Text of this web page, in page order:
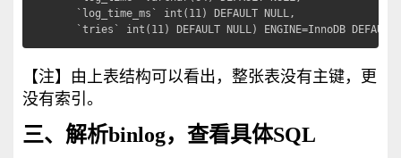
`log_time_ms` int(11) DEFAULT NULL,
`tries` int(11) DEFAULT NULL) ENGINE=InnoDB
【注】由上表结构可以看出，整张表没有主键，更
没有索引。
三、解析binlog，查看具体SQL